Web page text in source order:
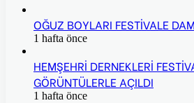
OĞUZ BOYLARI FESTİVALE
1 hafta önce
HEMŞEHRİ DERNEKLERİ
GÖRÜNTÜLERLE AÇILDI
1 hafta önce